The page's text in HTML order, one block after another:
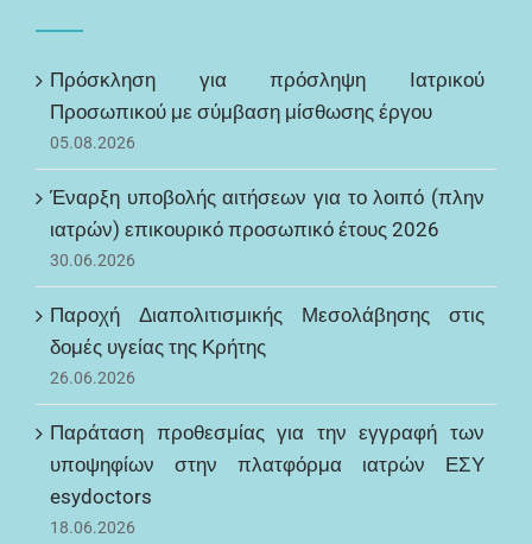
Πρόσκληση για πρόσληψη Ιατρικού
Προσωπικού με σύμβαση μίσθωσης έργου
05.08.2026
Έναρξη υποβολής αιτήσεων για το λοιπό (πλην
ιατρών) επικουρικό προσωπικό έτους 2026
30.06.2026
Παροχή Διαπολιτισμικής Μεσολάβησης στις
δομές υγείας της Κρήτης
26.06.2026
Παράταση προθεσμίας για την εγγραφή των
υποψηφίων στην πλατφόρμα ιατρών ΕΣΥ
esydoctors
18.06.2026